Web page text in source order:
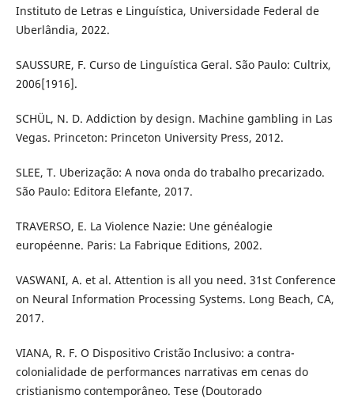
Instituto de Letras e Linguística, Universidade Federal de
Uberlândia, 2022.
SAUSSURE, F. Curso de Linguística Geral. São Paulo: Cultrix,
2006[1916].
SCHÜL, N. D. Addiction by design. Machine gambling in Las
Vegas. Princeton: Princeton University Press, 2012.
SLEE, T. Uberização: A nova onda do trabalho precarizado.
São Paulo: Editora Elefante, 2017.
TRAVERSO, E. La Violence Nazie: Une généalogie
européenne. Paris: La Fabrique Editions, 2002.
VASWANI, A. et al. Attention is all you need. 31st Conference
on Neural Information Processing Systems. Long Beach, CA,
2017.
VIANA, R. F. O Dispositivo Cristão Inclusivo: a contra-
colonialidade de performances narrativas em cenas do
cristianismo contemporâneo. Tese (Doutorado